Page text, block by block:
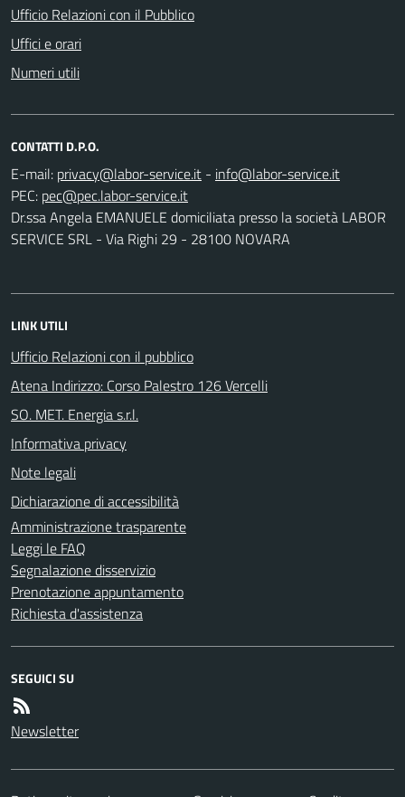
Ufficio Relazioni con il Pubblico
Uffici e orari
Numeri utili
CONTATTI D.P.O.
E-mail:
-
PEC:
Dr.ssa Angela EMANUELE domiciliata presso la società LABOR
SERVICE SRL - Via Righi 29 - 28100 NOVARA
LINK UTILI
Ufficio Relazioni con il pubblico
Atena Indirizzo: Corso Palestro 126 Vercelli
SO. MET. Energia s.r.l.
Informativa privacy
Note legali
Dichiarazione di accessibilità
Amministrazione trasparente
Leggi le FAQ
Segnalazione disservizio
Prenotazione appuntamento
Richiesta d'assistenza
SEGUICI SU
Newsletter